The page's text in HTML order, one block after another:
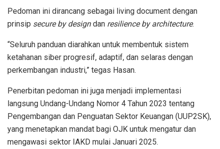
Pedoman ini dirancang sebagai living document dengan
prinsip secure by designdan resilience by architecture.
“Seluruh panduan diarahkan untuk membentuk sistem
ketahanan siber progresif, adaptif, dan selaras dengan
perkembangan industri,” tegas Hasan.
Penerbitan pedoman ini juga menjadi implementasi
langsung Undang-Undang Nomor 4 Tahun 2023 tentang
Pengembangan dan Penguatan Sektor Keuangan (UUP2SK),
yang menetapkan mandat bagi OJK untuk mengatur dan
mengawasi sektor IAKD mulai Januari 2025.